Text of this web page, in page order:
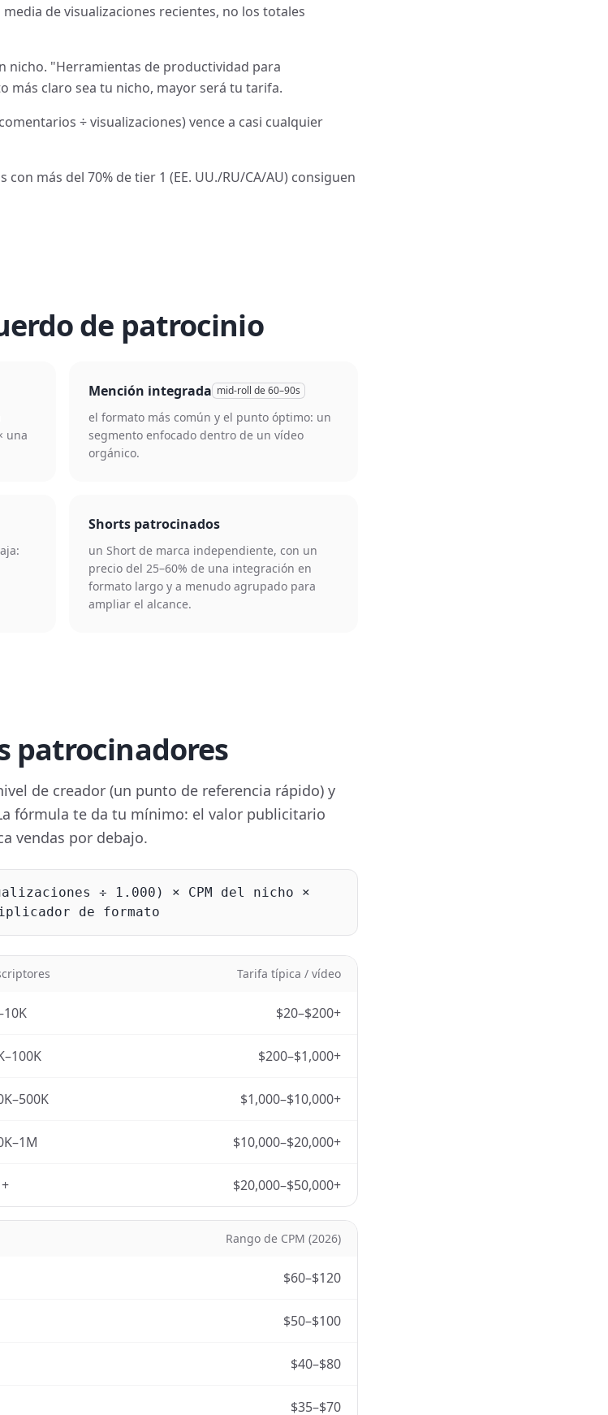
de visualizaciones recientes, no los totales
nicho. "Herramientas de productividad para
más claro sea tu nicho, mayor será tu tarifa.
÷ visualizaciones) vence a casi cualquier
con más del 70% de tier 1 (EE. UU./RU/CA/AU) consiguen
de patrocinio
una
Mención integrada mid-roll de 60–90s
el formato más común y el punto óptimo: un
segmento enfocado dentro de un vídeo
orgánico.
Shorts patrocinados
un Short de marca independiente, con un
precio del 25–60% de una integración en
formato largo y a menudo agrupado para
ampliar el alcance.
patrocinadores
de creador (un punto de referencia rápido) y
fórmula te da tu mínimo: el valor publicitario
vendas por debajo.
÷ 1.000) × CPM del nicho ×
de formato
Tarifa típica / vídeo
$20–$200+
$200–$1,000+
$1,000–$10,000+
$10,000–$20,000+
$20,000–$50,000+
Rango de CPM (2026)
$60–$120
$50–$100
$40–$80
$35–$70